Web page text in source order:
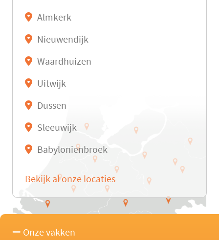
Almkerk
Nieuwendijk
Waardhuizen
Uitwijk
Dussen
Sleeuwijk
Babylonienbroek
Bekijk al onze locaties
Onze vakken